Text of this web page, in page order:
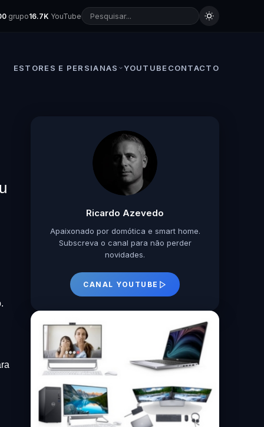
grupo16.7K YouTube
ESTORES E PERSIANAS YOUTUBE CONTACTO
Ricardo Azevedo
Apaixonado por domótica e smart home.
Subscreva o canal para não perder
novidades.
CANAL YOUTUBE